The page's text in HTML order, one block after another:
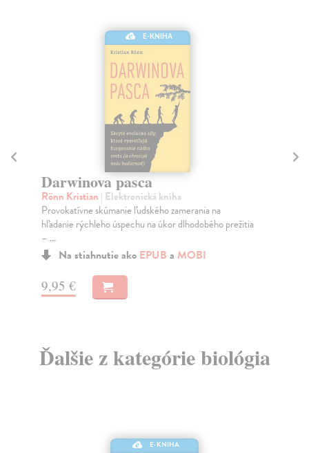
E-KNIHA
Darwinova pasca
Rönn Kristian | Elektronická kniha
Provokatívne skúmanie ľudského zamerania na
hľadanie rýchleho úspechu na úkor dlhodobého prežitia
– ...
Na stiahnutie ako EPUB a MOBI
9,95 €
Ďalšie z kategórie biológia
E-KNIHA